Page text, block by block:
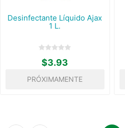
Desinfectante Líquido Ajax
1 L.
$3.93
PRÓXIMAMENTE